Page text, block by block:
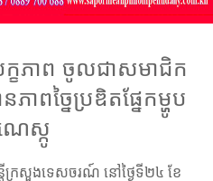
ខភាព ចូលជាសមាជិក
ព​ច្នៃប្រឌិតផ្នែកម្ហូប
េស្កូ
រីក្រសួងទេសចរណ៍ នៅថ្ងៃទី២៤ ខែ